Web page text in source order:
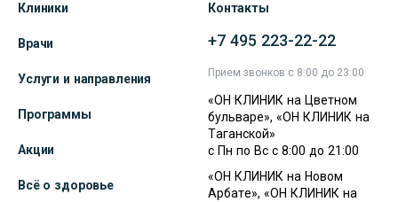
Клиники
Врачи
Услуги и направления
Программы
Акции
Всё о здоровье
Контакты
+7 495 223-22-22
Прием звонков с 8:00 до 23:00
«ОН КЛИНИК на Цветном
бульваре», «ОН КЛИНИК на
Таганской»
с Пн по Вс с 8:00 до 21:00
«ОН КЛИНИК на Новом
Арбате», «ОН КЛИНИК на